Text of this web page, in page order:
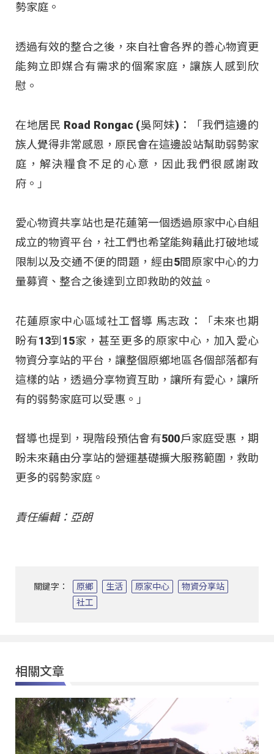
勢家庭。
透過有效的整合之後，來自社會各界的善心物資更
能夠立即媒合有需求的個案家庭，讓族人感到欣
慰。
在地居民 Road Rongac (吳阿妹)：「我們這邊的
族人覺得非常感恩，原民會在這邊設站幫助弱勢家
庭，解決糧食不足的心意，因此我們很感謝政
府。」
愛心物資共享站也是花蓮第一個透過原家中心自組
成立的物資平台，社工們也希望能夠藉此打破地域
限制以及交通不便的問題，經由5間原家中心的力
量募資、整合之後達到立即救助的效益。
花蓮原家中心區域社工督導 馬志政：「未來也期
盼有13到15家，甚至更多的原家中心，加入愛心
物資分享站的平台，讓整個原鄉地區各個部落都有
這樣的站，透過分享物資互助，讓所有愛心，讓所
有的弱勢家庭可以受惠。」
督導也提到，現階段預估會有500戶家庭受惠，期
盼未來藉由分享站的營運基礎擴大服務範圍，救助
更多的弱勢家庭。
責任編輯：亞朗
關鍵字： 原鄉 生活 原家中心
物資分享站
社工
相關文章